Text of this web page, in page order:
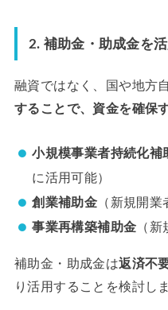
2. 補助金・助成金を
融資ではなく、国や地方
することで、資金を確保
小規模事業者持続化補
に活用可能）
創業補助金 （新規開業
事業再構築補助金 （
補助金・助成金は返済不
り活用することを検討し